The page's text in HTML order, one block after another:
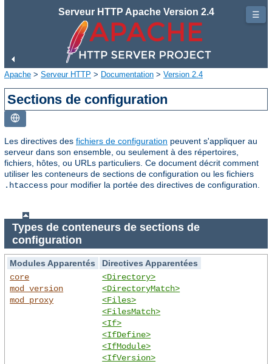
Serveur HTTP Apache Version 2.4
Apache > Serveur HTTP > Documentation > Version 2.4
Sections de configuration
Les directives des fichiers de configuration peuvent s'appliquer au
serveur dans son ensemble, ou seulement à des répertoires,
fichiers, hôtes, ou URLs particuliers. Ce document décrit comment
utiliser les conteneurs de sections de configuration ou les fichiers
.htaccess pour modifier la portée des directives de configuration.
Types de conteneurs de sections de
configuration
Modules Apparentés
Directives Apparentées
core
mod_version
mod_proxy
<Directory>
<DirectoryMatch>
<Files>
<FilesMatch>
<If>
<IfDefine>
<IfModule>
<IfVersion>
☰